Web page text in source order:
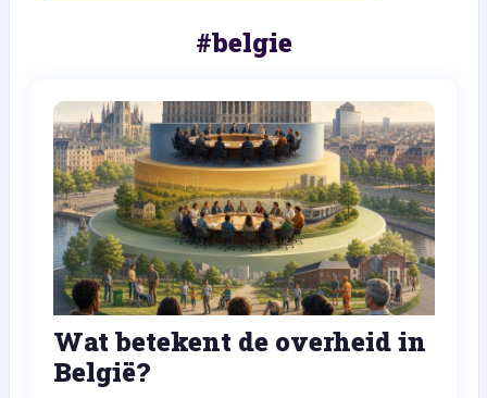
#belgie
Wat betekent de overheid in
België?